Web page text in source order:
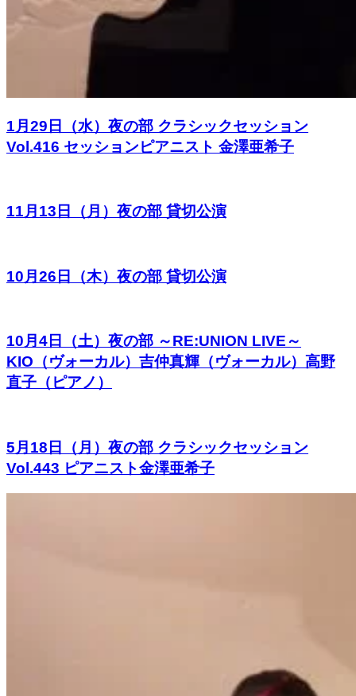
1月29日（水）夜の部 クラシックセッション
Vol.416 セッションピアニスト 金澤亜希子
11月13日（月）夜の部 貸切公演
10月26日（木）夜の部 貸切公演
10月4日（土）夜の部 ～RE:UNION LIVE～
KIO（ヴォーカル）吉仲真輝（ヴォーカル）高野
直子（ピアノ）
5月18日（月）夜の部 クラシックセッション
Vol.443 ピアニスト金澤亜希子